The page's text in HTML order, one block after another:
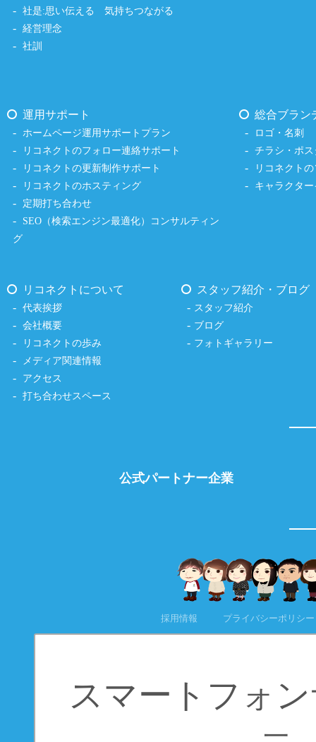
社是:思い伝える 気持ちつながる
経営理念
社訓
運用サポート
ホームページ運用サポートプラン
リコネクトのフォロー連絡サポート
リコネクトの更新制作サポート
リコネクトのホスティング
定期打ち合わせ
SEO（検索エンジン最適化）コンサルティン
グ
総合ブラン
ロゴ・名刺
チラシ・ポ
リコネクト
キャラクタ
リコネクトについて
代表挨拶
会社概要
リコネクトの歩み
メディア関連情報
アクセス
打ち合わせスペース
スタッフ紹介・ブログ
スタッフ紹介
ブログ
フォトギャラリー
公式パートナー企業
採用情報 プライバシーポリシー
スマートフォ